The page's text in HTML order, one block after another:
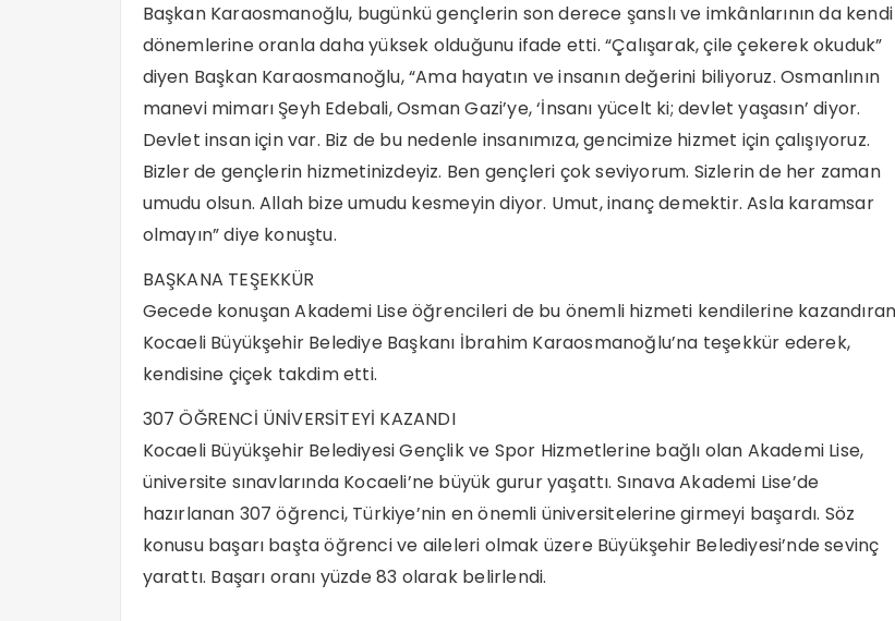
Başkan Karaosmanoğlu, bugünkü gençlerin son derece şanslı ve imkânlarının da kendi
dönemlerine oranla daha yüksek olduğunu ifade etti. “Çalışarak, çile çekerek okuduk”
diyen Başkan Karaosmanoğlu, “Ama hayatın ve insanın değerini biliyoruz. Osmanlının
manevi mimarı Şeyh Edebali, Osman Gazi’ye, ‘İnsanı yücelt ki; devlet yaşasın’ diyor.
Devlet insan için var. Biz de bu nedenle insanımıza, gencimize hizmet için çalışıyoruz.
Bizler de gençlerin hizmetinizdeyiz. Ben gençleri çok seviyorum. Sizlerin de her zaman
umudu olsun. Allah bize umudu kesmeyin diyor. Umut, inanç demektir. Asla karamsar
olmayın” diye konuştu.
BAŞKANA TEŞEKKÜR
Gecede konuşan Akademi Lise öğrencileri de bu önemli hizmeti kendilerine kazandıran
Kocaeli Büyükşehir Belediye Başkanı İbrahim Karaosmanoğlu’na teşekkür ederek,
kendisine çiçek takdim etti.
307 ÖĞRENCİ ÜNİVERSİTEYİ KAZANDI
Kocaeli Büyükşehir Belediyesi Gençlik ve Spor Hizmetlerine bağlı olan Akademi Lise,
üniversite sınavlarında Kocaeli’ne büyük gurur yaşattı. Sınava Akademi Lise’de
hazırlanan 307 öğrenci, Türkiye’nin en önemli üniversitelerine girmeyi başardı. Söz
konusu başarı başta öğrenci ve aileleri olmak üzere Büyükşehir Belediyesi’nde sevinç
yarattı. Başarı oranı yüzde 83 olarak belirlendi.